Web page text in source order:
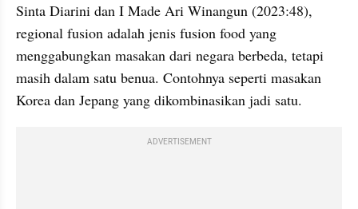
Sinta Diarini dan I Made Ari Winangun (2023:48),
regional fusion adalah jenis fusion food yang
menggabungkan masakan dari negara berbeda, tetapi
masih dalam satu benua. Contohnya seperti masakan
Korea dan Jepang yang dikombinasikan jadi satu.
ADVERTISEMENT